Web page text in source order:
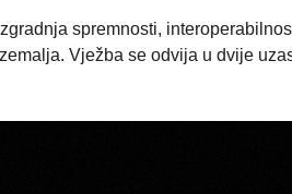
spremnosti,
Vježba se odvija u dvije